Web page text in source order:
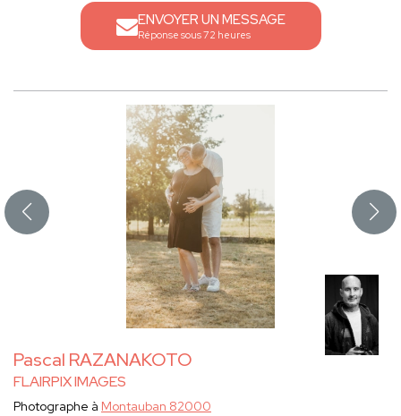
ENVOYER UN MESSAGE
Réponse sous 72 heures
Pascal RAZANAKOTO
FLAIRPIX IMAGES
Photographe à Montauban 82000